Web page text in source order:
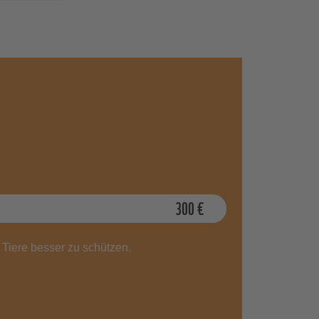
300€
besser zu schützen.